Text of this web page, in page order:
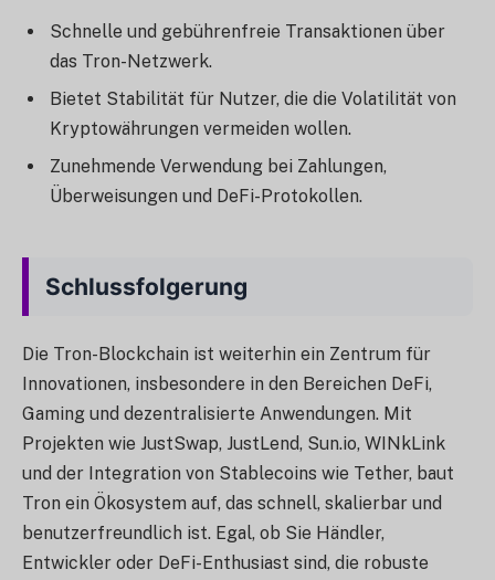
Schnelle und gebührenfreie Transaktionen über
das Tron-Netzwerk.
Bietet Stabilität für Nutzer, die die Volatilität von
Kryptowährungen vermeiden wollen.
Zunehmende Verwendung bei Zahlungen,
Überweisungen und DeFi-Protokollen.
Schlussfolgerung
Die Tron-Blockchain ist weiterhin ein Zentrum für
Innovationen, insbesondere in den Bereichen DeFi,
Gaming und dezentralisierte Anwendungen. Mit
Projekten wie JustSwap, JustLend, Sun.io, WINkLink
und der Integration von Stablecoins wie Tether, baut
Tron ein Ökosystem auf, das schnell, skalierbar und
benutzerfreundlich ist. Egal, ob Sie Händler,
Entwickler oder DeFi-Enthusiast sind, die robuste